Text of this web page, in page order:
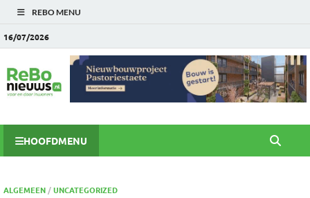
REBO MENU
16/07/2026
HOOFDMENU
ALGEMEEN/UNCATEGORIZED